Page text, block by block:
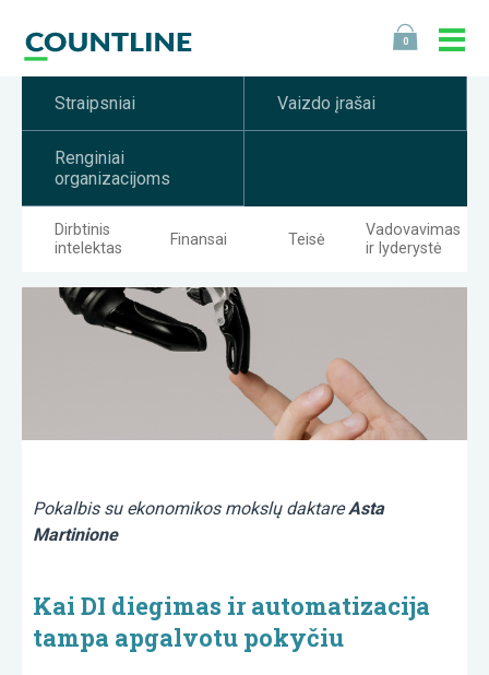
0
Straipsniai Vaizdo įrašai
Renginiai
organizacijoms
Dirbtinis
intelektas
Finansai Teisė
Vadovavimas
ir lyderystė
Pokalbis su ekonomikos mokslų daktareAsta
Martinione
Kai DI diegimas ir automatizacija
tampa apgalvotu pokyčiu